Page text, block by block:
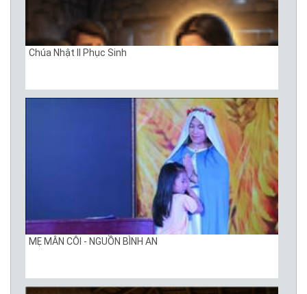
Chúa Nhật II Phục Sinh
MẸ MÂN CÔI - NGUỒN BÌNH AN